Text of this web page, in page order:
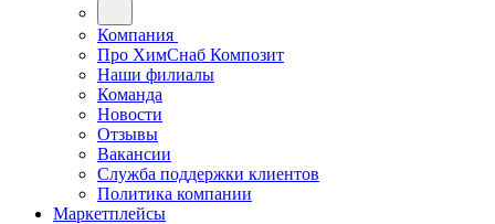
Компания
Про ХимСнаб Композит
Наши филиалы
Команда
Новости
Отзывы
Вакансии
Служба поддержки клиентов
Политика компании
Маркетплейсы